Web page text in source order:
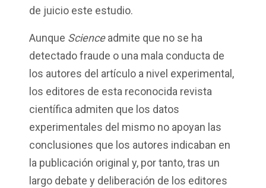
de juicio este estudio.
Aunque Scienceadmite que no se ha
detectado fraude o una mala conducta de
los autores del artículo a nivel experimental,
los editores de esta reconocida revista
científica admiten que los datos
experimentales del mismo no apoyan las
conclusiones que los autores indicaban en
la publicación original y, por tanto, tras un
largo debate y deliberación de los editores